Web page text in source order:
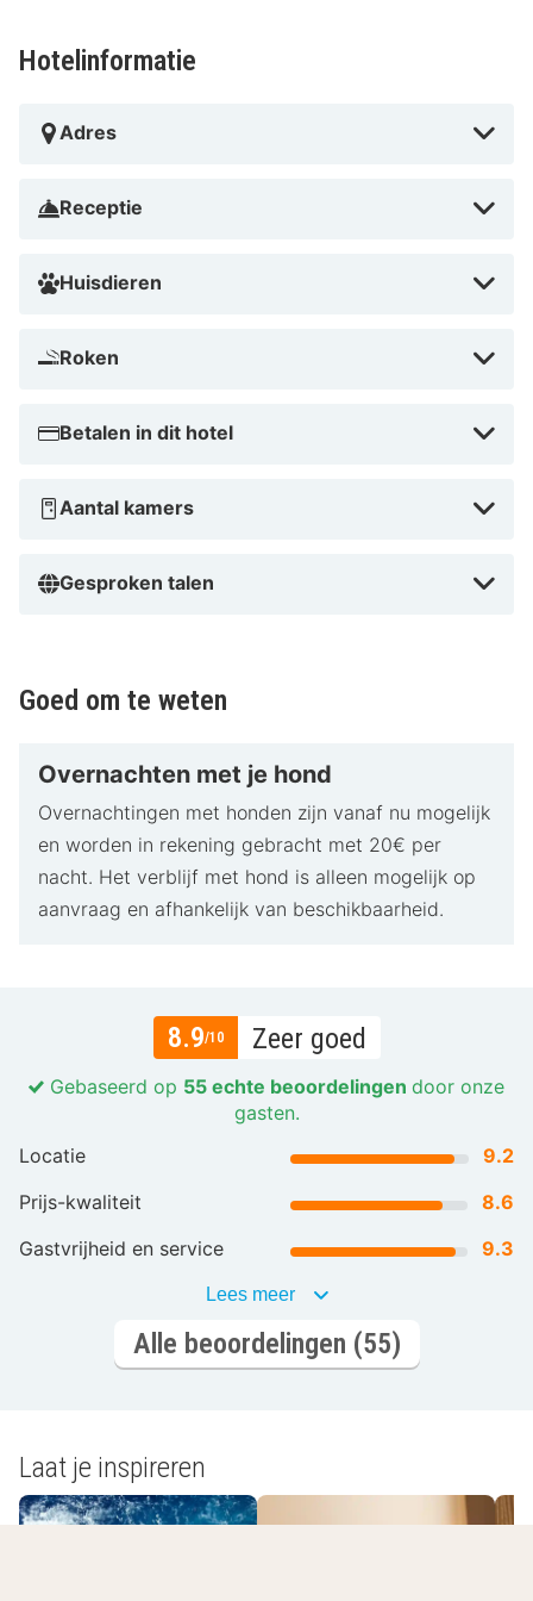
Hotelinformatie
Adres
Receptie
Huisdieren
Roken
Betalen in dit hotel
Aantal kamers
Gesproken talen
Goed om te weten
Overnachten met je hond
Overnachtingen met honden zijn vanaf nu mogelijk
en worden in rekening gebracht met 20€ per
nacht. Het verblijf met hond is alleen mogelijk op
aanvraag en afhankelijk van beschikbaarheid.
8.9/10 Zeer goed
Gebaseerd op 55 echte beoordelingen door onze
gasten.
Locatie
9.2
Prijs-kwaliteit
8.6
Gastvrijheid en service
9.3
Lees meer
Alle beoordelingen (55)
Laat je inspireren